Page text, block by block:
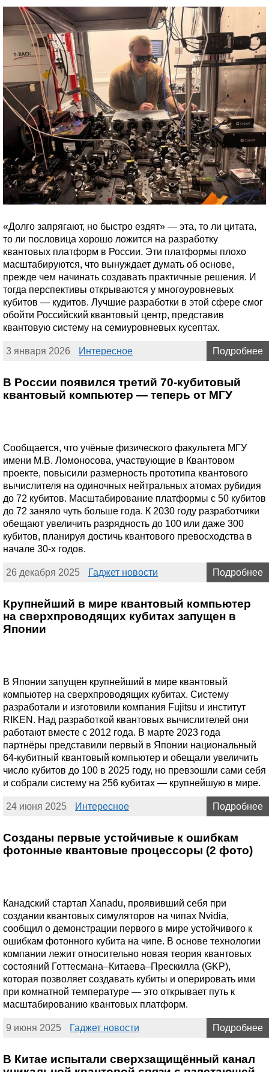
«Долго запрягают, но быстро ездят» — эта, то ли цитата,
то ли пословица хорошо ложится на разработку
квантовых платформ в России. Эти платформы плохо
масштабируются, что вынуждает думать об основе,
прежде чем начинать создавать практичные решения. И
тогда перспективы открываются у многоуровневых
кубитов — кудитов. Лучшие разработки в этой сфере смог
обойти Российский квантовый центр, представив
квантовую систему на семиуровневых кусептах.
3 января 2026 Интересное Подробнее
В России появился третий 70-кубитовый
квантовый компьютер — теперь от МГУ
Сообщается, что учёные физического факультета МГУ
имени М.В. Ломоносова, участвующие в Квантовом
проекте, повысили размерность прототипа квантового
вычислителя на одиночных нейтральных атомах рубидия
до 72 кубитов. Масштабирование платформы с 50 кубитов
до 72 заняло чуть больше года. К 2030 году разработчики
обещают увеличить разрядность до 100 или даже 300
кубитов, планируя достичь квантового превосходства в
начале 30-х годов.
26 декабря 2025 Гаджет новости Подробнее
Крупнейший в мире квантовый компьютер
на сверхпроводящих кубитах запущен в
Японии
В Японии запущен крупнейший в мире квантовый
компьютер на сверхпроводящих кубитах. Систему
разработали и изготовили компания Fujitsu и институт
RIKEN. Над разработкой квантовых вычислителей они
работают вместе с 2012 года. В марте 2023 года
партнёры представили первый в Японии национальный
64-кубитный квантовый компьютер и обещали увеличить
число кубитов до 100 в 2025 году, но превзошли сами себя
и собрали систему на 256 кубитах — крупнейшую в мире.
24 июня 2025 Интересное Подробнее
Созданы первые устойчивые к ошибкам
фотонные квантовые процессоры (2 фото)
Канадский стартап Xanadu, проявивший себя при
создании квантовых симуляторов на чипах Nvidia,
сообщил о демонстрации первого в мире устойчивого к
ошибкам фотонного кубита на чипе. В основе технологии
компании лежит относительно новая теория квантовых
состояний Готтесмана–Китаева–Прескилла (GKP),
которая позволяет создавать кубиты и оперировать ими
при комнатной температуре — это открывает путь к
масштабированию квантовых платформ.
9 июня 2025 Гаджет новости Подробнее
В Китае испытали сверхзащищённый канал